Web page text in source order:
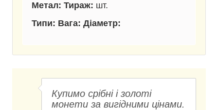
Метал: Тираж: шт.
Типи: Вага: Діаметр:
Купимо срібні і золоті
монети за вигідними цінами.